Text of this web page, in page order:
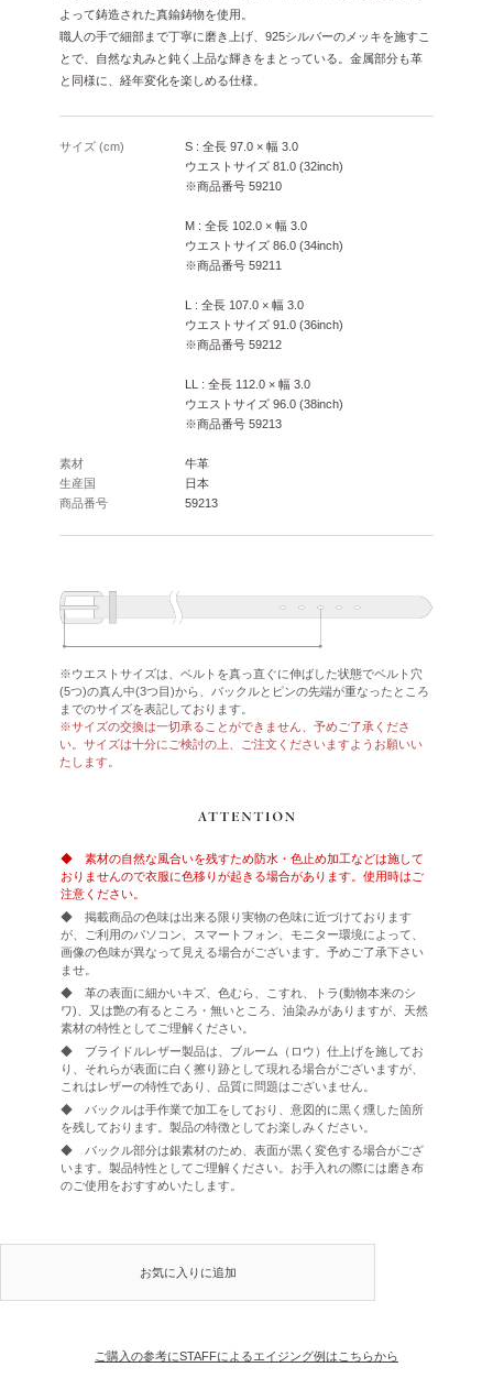
よって鋳造された真鍮鋳物を使用。
職人の手で細部まで丁寧に磨き上げ、925シルバーのメッキを施すこ
とで、自然な丸みと鈍く上品な輝きをまとっている。金属部分も革
と同様に、経年変化を楽しめる仕様。
サイズ (cm)
S : 全長 97.0 × 幅 3.0
ウエストサイズ 81.0 (32inch)
※商品番号 59210
M : 全長 102.0 × 幅 3.0
ウエストサイズ 86.0 (34inch)
※商品番号 59211
L : 全長 107.0 × 幅 3.0
ウエストサイズ 91.0 (36inch)
※商品番号 59212
LL : 全長 112.0 × 幅 3.0
ウエストサイズ 96.0 (38inch)
※商品番号 59213
素材
牛革
生産国
日本
商品番号
59213
※ウエストサイズは、ベルトを真っ直ぐに伸ばした状態でベルト穴
(5つ)の真ん中(3つ目)から、バックルとピンの先端が重なったところ
までのサイズを表記しております。
※サイズの交換は一切承ることができません、予めご了承くださ
い。サイズは十分にご検討の上、ご注文くださいますようお願いい
たします。
◆ 素材の自然な風合いを残すため防水・色止め加工などは施して
おりませんので衣服に色移りが起きる場合があります。使用時はご
注意ください。
◆ 掲載商品の色味は出来る限り実物の色味に近づけております
が、ご利用のパソコン、スマートフォン、モニター環境によって、
画像の色味が異なって見える場合がございます。予めご了承下さい
ませ。
◆ 革の表面に細かいキズ、色むら、こすれ、トラ(動物本来のシ
ワ)、又は艶の有るところ・無いところ、油染みがありますが、天然
素材の特性としてご理解ください。
◆ ブライドルレザー製品は、ブルーム（ロウ）仕上げを施してお
り、それらが表面に白く擦り跡として現れる場合がございますが、
これはレザーの特性であり、品質に問題はございません。
◆ バックルは手作業で加工をしており、意図的に黒く燻した箇所
を残しております。製品の特徴としてお楽しみください。
◆ バックル部分は銀素材のため、表面が黒く変色する場合がござ
います。製品特性としてご理解ください。お手入れの際には磨き布
のご使用をおすすめいたします。
お気に入りに追加
ご購入の参考にSTAFFによるエイジング例はこちらから